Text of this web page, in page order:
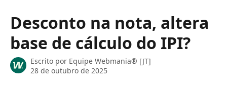
Desconto na nota, altera
base de cálculo do IPI?
Escrito por Equipe Webmania® [JT]
28 de outubro de 2025